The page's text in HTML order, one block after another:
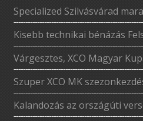
Specialized Szilvásvárad
Kisebb technikai bénázás
Várgesztes, XCO Magyar
Szuper XCO MK
Kalandozás az országúti